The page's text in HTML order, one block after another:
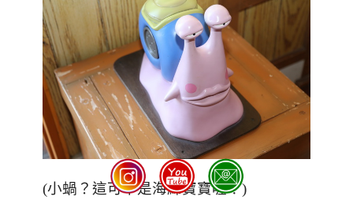
(小蝸？這可不是海綿寶寶喔！)